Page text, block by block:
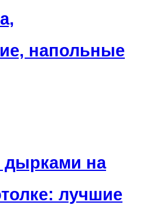
напольные
дырками на
лучшие